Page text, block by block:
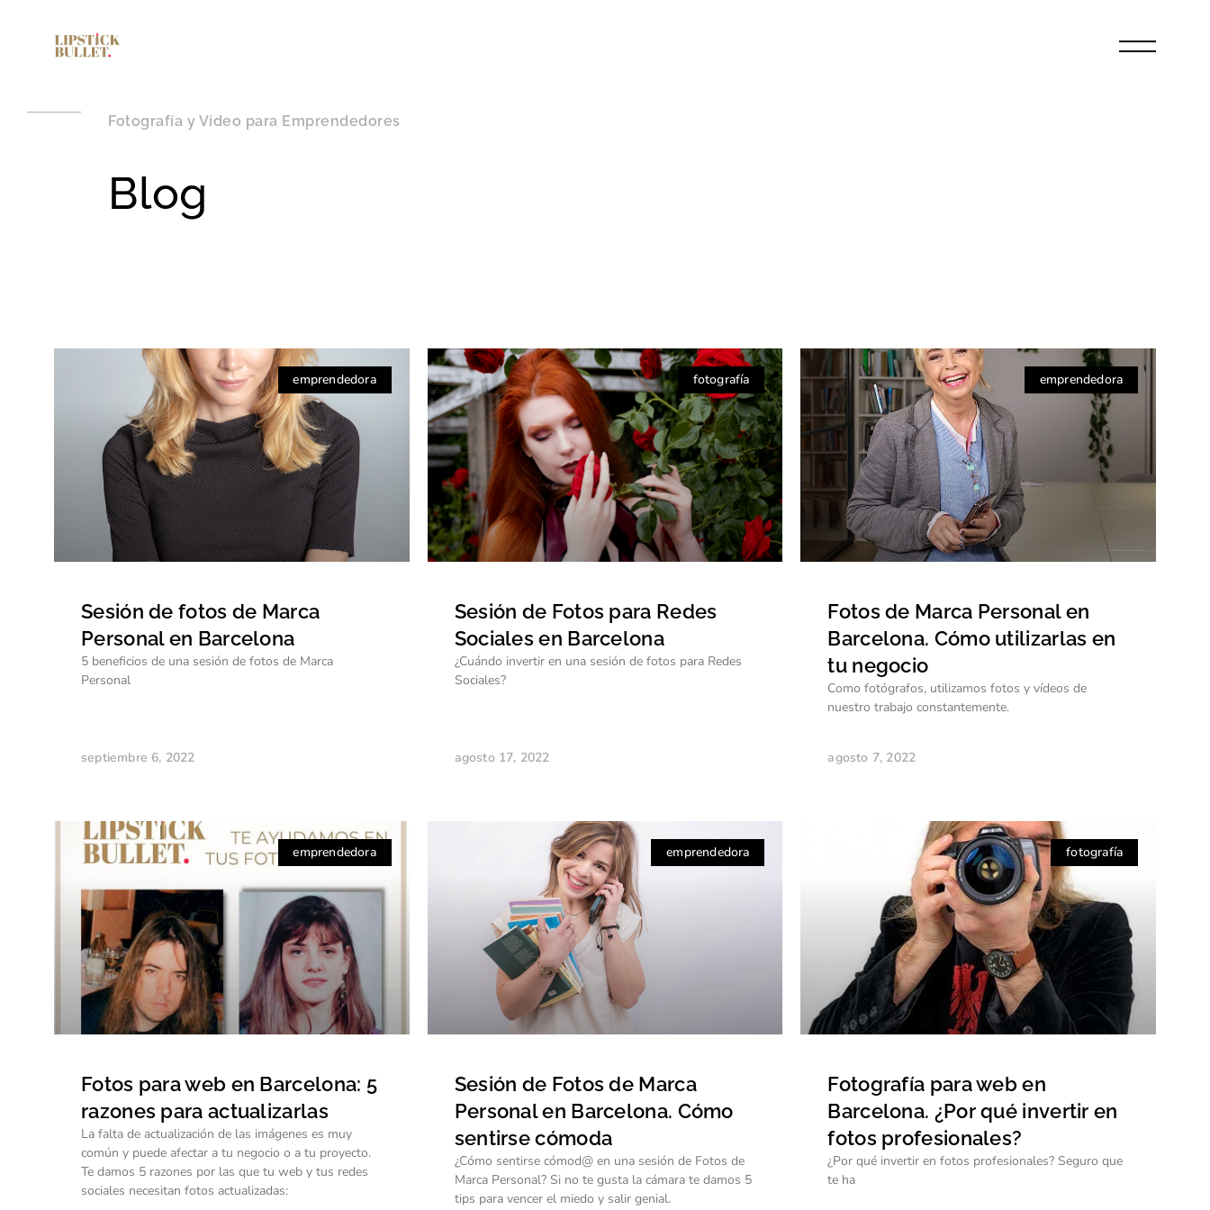
Fotografía y Vídeo para Emprendedores
Blog
emprendedora
Sesión de fotos de Marca
Personal en Barcelona
5 beneficios de una sesión de fotos de Marca
Personal
septiembre 6, 2022
fotografía
Sesión de Fotos para Redes
Sociales en Barcelona
¿Cuándo invertir en una sesión de fotos para Redes
Sociales?
agosto 17, 2022
emprendedora
Fotos de Marca Personal en
Barcelona. Cómo utilizarlas en
tu negocio
Como fotógrafos, utilizamos fotos y vídeos de
nuestro trabajo constantemente.
agosto 7, 2022
emprendedora
Fotos para web en Barcelona: 5
razones para actualizarlas
La falta de actualización de las imágenes es muy
común y puede afectar a tu negocio o a tu proyecto.
Te damos 5 razones por las que tu web y tus redes
sociales necesitan fotos actualizadas:
emprendedora
Sesión de Fotos de Marca
Personal en Barcelona. Cómo
sentirse cómoda
¿Cómo sentirse cómod@ en una sesión de Fotos de
Marca Personal? Si no te gusta la cámara te damos 5
tips para vencer el miedo y salir genial.
fotografía
Fotografía para web en
Barcelona. ¿Por qué invertir en
fotos profesionales?
¿Por qué invertir en fotos profesionales? Seguro que
te ha